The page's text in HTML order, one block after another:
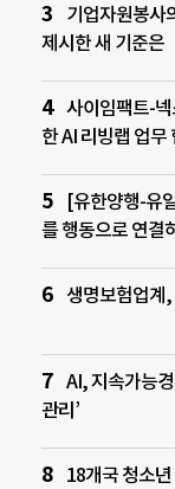
기업자원봉사
제시한 새 기준은
사이임팩트-
한 AI 리빙랩 업무
[유한양행-유
를 행동으로 연결
생명보험업계,
AI, 지속가능
관리’
18개국 청소년